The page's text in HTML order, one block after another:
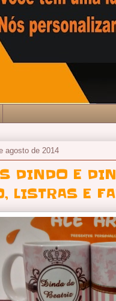
agosto de 2014
DINDO E
LISTRAS E